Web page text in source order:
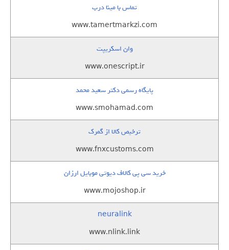
تماس با مینا درب
www.tamertmarkzi.com
وان اسکریپت
www.onescript.ir
پایگاه رسمی دکتر سعید محمد
www.smohamad.com
ترخیص کالا از گمرک
www.fnxcustoms.com
خرید سی پی کالاف دیوتی موبایل ارزان
www.mojoshop.ir
neuralink
www.nlink.link